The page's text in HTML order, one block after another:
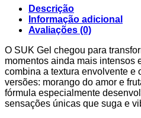
Descrição
Informação adicional
Avaliações (0)
O SUK Gel chegou para
momentos ainda mais intensos
combina a textura envolvente e
versões: morango do amor e
fórmula especialmente
sensações únicas que suga e